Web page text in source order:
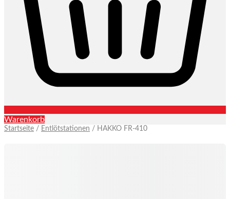
Warenkorb
Startseite / Entlötstationen / HAKKO FR-410